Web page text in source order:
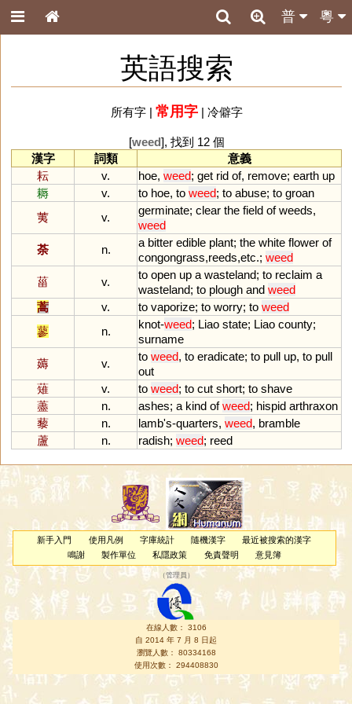
粵
普
英語搜索
所有字| 常用字| 冷僻字
[weed], 找到 12 個
漢字
詞類
意義
耘
v. hoe, weed; get rid of, remove; earth up
耨
v. to hoe, to weed; to abuse; to groan
荑
v.
germinate; clear the field of weeds,
weed
荼
n.
a bitter edible plant; the white flower of
congongrass,reeds,etc.; weed
菑
v.
to open up a wasteland; to reclaim a
wasteland; to plough and weed
蒿
v. to vaporize; to worry; to weed
蓼
n.
knot-weed; Liao state; Liao county;
surname
薅
v.
to weed, to eradicate; to pull up, to pull
out
薙
v. to weed; to cut short; to shave
藎
n. ashes; a kind of weed; hispid arthraxon
藜
n. lamb's-quarters, weed, bramble
蘆
n. radish; weed; reed
新手入門 使用凡例 字庫統計 隨機漢字
最近被搜索的漢字
鳴謝
製作單位 私隱政策 免責聲明 意見簿
（管理員 ）
在線人數： 3106
自 2014 年 7 月 8 日起
瀏覽人數： 80334168
使用次數： 294408830